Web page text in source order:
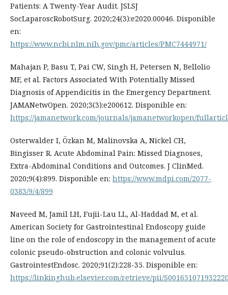
Patients: A Twenty-Year Audit. JSLSJ
SocLaparoscRobotSurg. 2020;24(3):e2020.00046. Disponible
en:
https://www.ncbi.nlm.nih.gov/pmc/articles/PMC7444971/
Mahajan P, Basu T, Pai CW, Singh H, Petersen N, Bellolio
MF, et al. Factors Associated With Potentially Missed
Diagnosis of Appendicitis in the Emergency Department.
JAMANetwOpen. 2020;3(3):e200612. Disponible en:
https://jamanetwork.com/journals/jamanetworkopen/
Osterwalder I, Özkan M, Malinovska A, Nickel CH,
Bingisser R. Acute Abdominal Pain: Missed Diagnoses,
Extra-Abdominal Conditions and Outcomes. J ClinMed.
2020;9(4):899. Disponible en: https://www.mdpi.com/2077-
0383/9/4/899
Naveed M, Jamil LH, Fujii-Lau LL, Al-Haddad M, et al.
American Society for Gastrointestinal Endoscopy guide
line on the role of endoscopy in the management of acute
colonic pseudo-obstruction and colonic volvulus.
GastrointestEndosc. 2020;91(2):228-35. Disponible en:
https://linkinghub.elsevier.com/retrieve/pii/